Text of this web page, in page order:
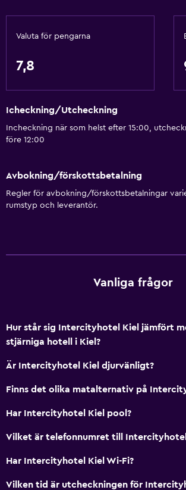
Valuta för pengarna
7,8
Icheckning/Utcheckning
Incheckning när som helst efter 15:00,
före 12:00
Avbokning/förskottsbetalning
Regler för avbokning/förskottsbetalningar
rumstyp och leverantör.
Vanliga frågor
Hur står sig Intercityhotel Kiel jämfört
stjärniga hotell i Kiel?
Är Intercityhotel Kiel djurvänligt?
Finns det olika matalternativ på
Har Intercityhotel Kiel pool?
Vilket är telefonnumret till
Har Intercityhotel Kiel Wi-Fi?
Vilken tid är utcheckningen för